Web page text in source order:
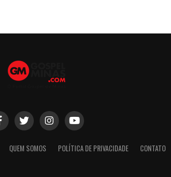
QUEM SOMOS POLÍTICA DE PRIVACIDADE CONTATO